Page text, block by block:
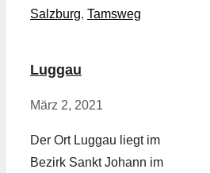
Salzburg, Tamsweg
Luggau
März 2, 2021
Der Ort Luggau liegt im
Bezirk Sankt Johann im